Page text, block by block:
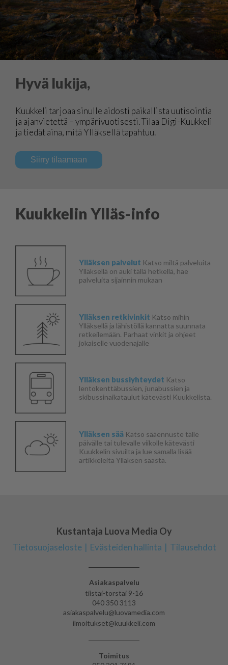
Hyvä lukija,
Kuukkeli tarjoaa sinulle aidosti paikallista uutisointia
ja ajanvietettä – ympärivuotisesti. Tilaa Digi-Kuukkeli
ja tiedät aina, mitä Ylläksellä tapahtuu.
Siirry tilaamaan
Kuukkelin Ylläs-info
Ylläksen palvelut Katso miltä palveluita
Ylläksellä on auki tällä hetkellä, hae
palveluita sijainnin mukaan
Ylläksen retkivinkit Katso mihin
Ylläksellä ja lähistöllä kannatta suunnata
retkeilemään. Parhaat vinkit ja ohjeet
jokaiselle vuodenajalle
Ylläksen bussiyhteydet Katso
lentokenttäbussien, junabussien ja
skibussinaikataulut kätevästi Kuukkelista.
Ylläksen sää Katso sääennuste tälle
päivälle tai tulevalle viikolle kätevästi
Kuukkelin sivuilta ja lue samalla lisää
artikkeleita Ylläksen säästä.
Kustantaja Luova Media Oy
Tietosuojaseloste Evästeiden hallinta Tilausehdot
Asiakaspalvelu
tiistai-torstai 9-16
040 350 3113
asiakaspalvelu@luovamedia.com
ilmoitukset@kuukkeli.com
Toimitus